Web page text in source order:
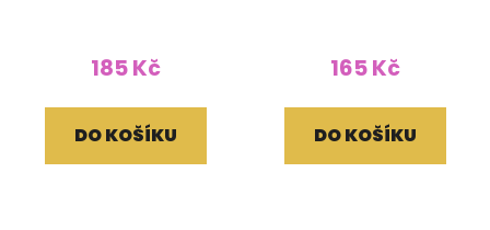
185 Kč
DO KOŠÍKU
165 Kč
DO KOŠÍKU